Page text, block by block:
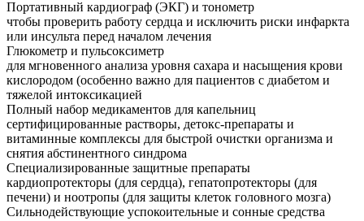
Портативный кардиограф (ЭКГ) и тонометр
чтобы проверить работу сердца и исключить риски инфаркта
или инсульта перед началом лечения
Глюкометр и пульсоксиметр
для мгновенного анализа уровня сахара и насыщения крови
кислородом (особенно важно для пациентов с диабетом и
тяжелой интоксикацией
Полный набор медикаментов для капельниц
сертифицированные растворы, детокс-препараты и
витаминные комплексы для быстрой очистки организма и
снятия абстинентного синдрома
Специализированные защитные препараты
кардиопротекторы (для сердца), гепатопротекторы (для
печени) и ноотропы (для защиты клеток головного мозга)
Сильнодействующие успокоительные и сонные средства